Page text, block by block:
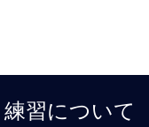
練習について